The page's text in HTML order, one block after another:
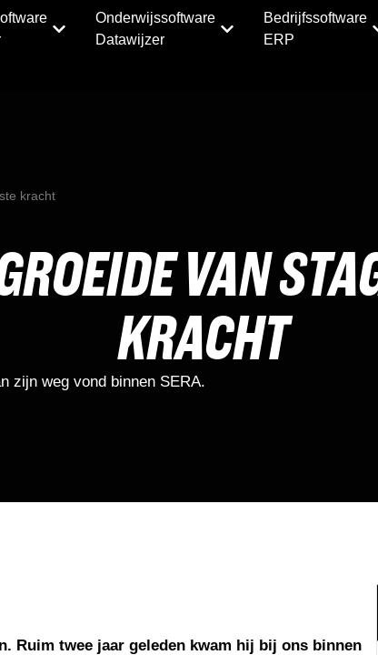
Onderwijssoftware
Datawijzer
Bedrijfssoftware
ERP
kracht
VAN
KRACHT
zijn weg vond binnen SERA.
Ruim twee jaar geleden kwam hij bij ons binnen